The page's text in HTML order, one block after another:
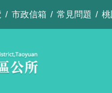
市政信箱 常見問題